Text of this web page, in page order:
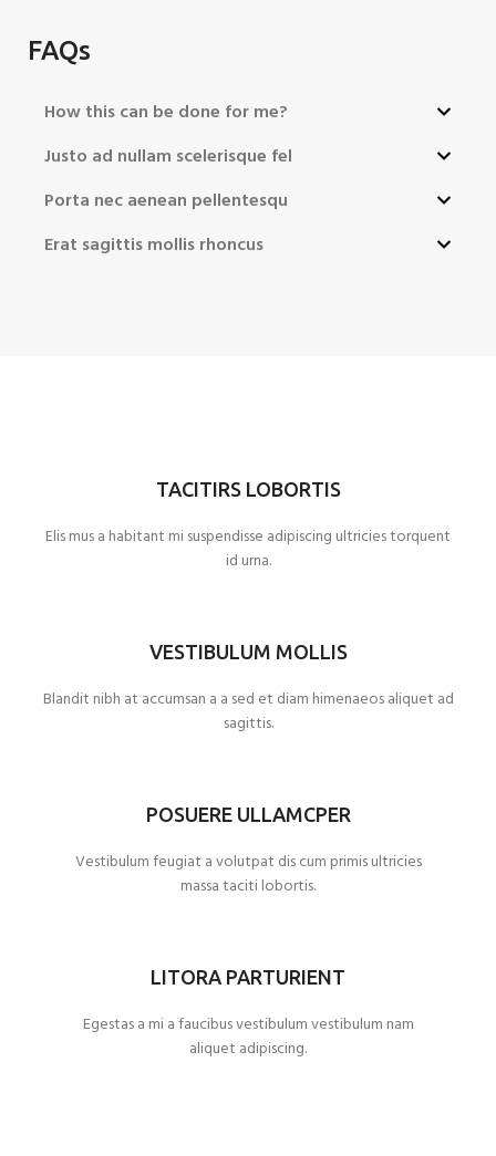
FAQs
How this can be done for me?
Justo ad nullam scelerisque fel
Porta nec aenean pellentesqu
Erat sagittis mollis rhoncus
TACITIRS LOBORTIS
Elis mus a habitant mi suspendisse adipiscing ultricies torquent
id urna.
VESTIBULUM MOLLIS
Blandit nibh at accumsan a a sed et diam himenaeos aliquet ad
sagittis.
POSUERE ULLAMCPER
Vestibulum feugiat a volutpat dis cum primis ultricies
massa taciti lobortis.
LITORA PARTURIENT
Egestas a mi a faucibus vestibulum vestibulum nam
aliquet adipiscing.